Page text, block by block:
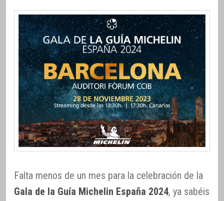
Falta menos de un mes para la celebración de la
Gala de la Guía Michelin España 2024, ya sabéis